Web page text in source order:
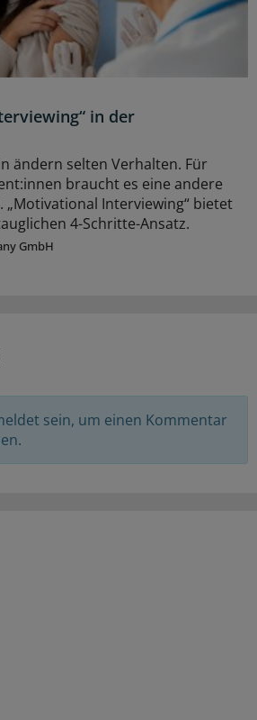
in der
ändern selten Verhalten. Für
braucht es eine andere
„Motivational Interviewing“ bietet
4-Schritte-Ansatz.
GmbH
sein, um einen Kommentar